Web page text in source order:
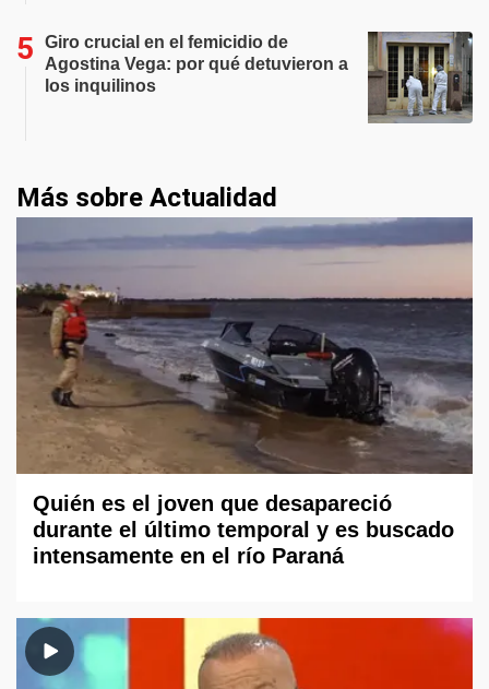
Giro crucial en el femicidio de
Agostina Vega: por qué detuvieron a
los inquilinos
Más sobre Actualidad
Quién es el joven que desapareció
durante el último temporal y es buscado
intensamente en el río Paraná